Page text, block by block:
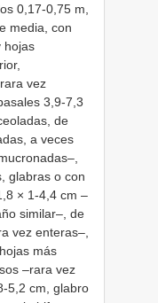
0,17-0,75 m,
media, con
hojas
vez
3,9-7,3
de
a veces
glabras o con
× 1-4,4 cm –
similar–, de
vez enteras–,
más
–rara vez
5,2 cm, glabro